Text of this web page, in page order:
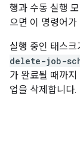
행과 수동 실행
으면 이 명령어가
실행 중인 태스크
delete-job-
가 완료될 때까지
업을 삭제합니다.